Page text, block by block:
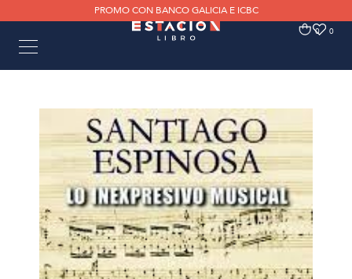
PROMO CON BANCO GALICIA E ICBC
0 0